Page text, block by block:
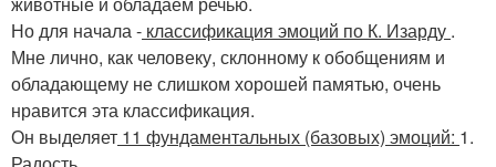
Но для начала - классификация эмоций по К. Изарду .
Мне лично, как человеку, склонному к обобщениям и
обладающему не слишком хорошей памятью, очень
нравится эта классификация.
Он выделяет 11 фундаментальных (базовых) эмоций: 1.